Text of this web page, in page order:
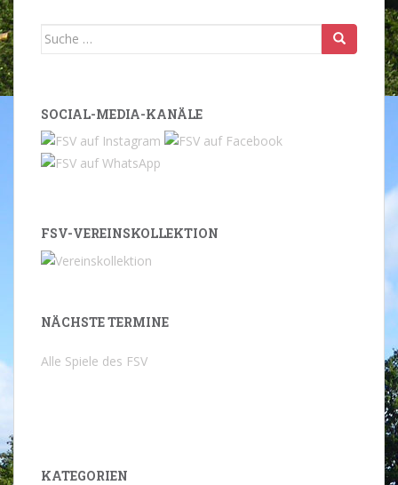
Suche
SOCIAL-MEDIA-KANÄLE
FSV-VEREINSKOLLEKTION
NÄCHSTE TERMINE
Alle Spiele des FSV
KATEGORIEN